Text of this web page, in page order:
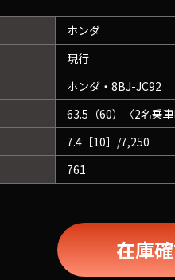
ホンダ
現行
ホンダ・8BJ-JC92
63.5（60）〈2名乗
7.4［10］/7,250
761
在庫